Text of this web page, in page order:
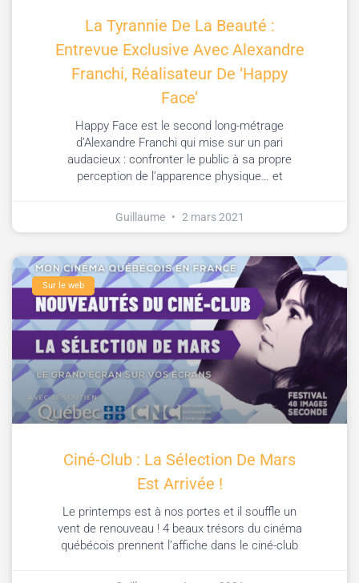
La Tyrannie De La Beauté :
Entrevue Exclusive Avec Alexandre
Franchi, Réalisateur De ‘Happy
Face’
Happy Face est le second long-métrage
d’Alexandre Franchi qui mise sur un pari
audacieux : confronter le public à sa propre
perception de l’apparence physique… et
Guillaume 2 mars 2021
Sur le web
Ciné-Club : La Sélection De Mars
Est Arrivée !
Le printemps est à nos portes et il souffle un
vent de renouveau ! 4 beaux trésors du cinéma
québécois prennent l’affiche dans le ciné-club